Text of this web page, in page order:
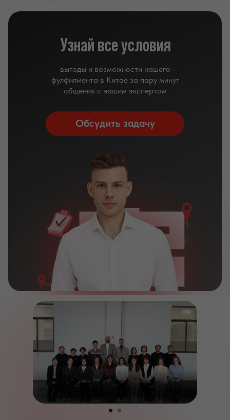
выгоды и возможности нашего
фулфилмента в Китае за пару минут
общения с нашим экспертом
Узнай все условия
Обсудить задачу